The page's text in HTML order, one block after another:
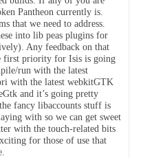
Pantheon currently is.
that we need to address.
into lib peas plugins for
Any feedback on that
first priority for Isis is going
run with the latest
with the latest webkitGTK
and it’s going pretty
fancy libaccounts stuff is
with so we can get sweet
with the touch-related bits
for those of use that